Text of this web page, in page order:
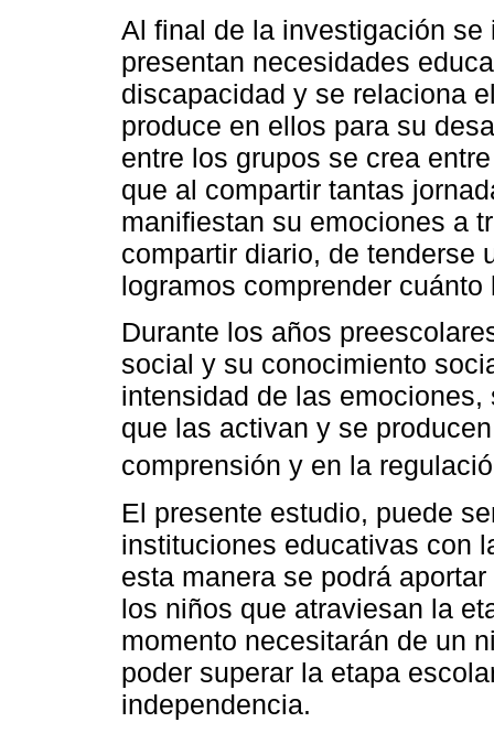
Al final de la investigación
presentan necesidades
discapacidad y se relaciona
produce en ellos para su
entre los grupos se crea
que al compartir tantas
manifiestan su emociones a
compartir diario, de tenderse
logramos comprender cuánto
Durante los años
social y su conocimiento
intensidad de las
que las activan y se
comprensión y en la
El presente estudio, puede
instituciones educativas con
esta manera se podrá
los niños que atraviesan la
momento necesitarán de un
poder superar la etapa
independencia.